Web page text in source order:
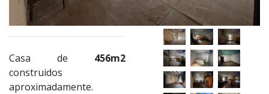
Casa de 456m2
construidos
aproximadamente.